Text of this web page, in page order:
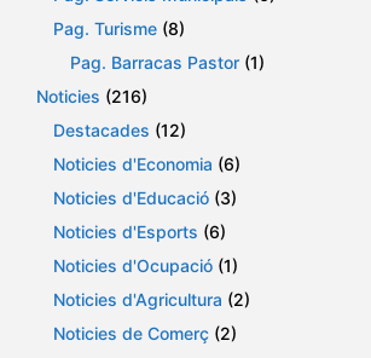
Pag. Turisme (8)
Pag. Barracas Pastor (1)
Noticies (216)
Destacades (12)
Noticies d'Economia (6)
Noticies d'Educació (3)
Noticies d'Esports (6)
Noticies d'Ocupació (1)
Noticies d'Agricultura (2)
Noticies de Comerç (2)